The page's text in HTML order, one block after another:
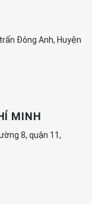
Đông Anh, Huyện
MINH
8, quận 11,